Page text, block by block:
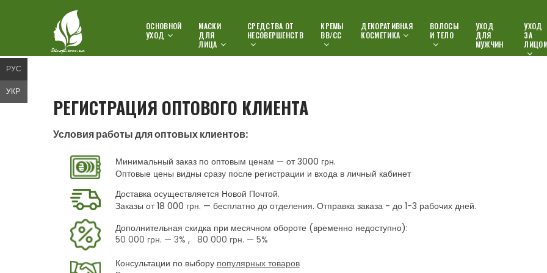
ОСНОВНОЙ
УХОД
МАСКИ
ДЛЯ
ЛИЦА
СРЕДСТВА ОТ
НЕСОВЕРШЕНСТВ
КРЕМЫ
ВВ/СС
ДЕКОРАТИВНАЯ
КОСМЕТИКА
ВОЛОСЫ
И ТЕЛО
УХОД
ДЛЯ
МУЖЧИН
УХОД
ЗА
РЕГИСТРАЦИЯ ОПТОВОГО КЛИЕНТА
Условия работы для оптовых клиентов:
Минимальный заказ по оптовым ценам — от 3000 грн.
Оптовые цены видны сразу после регистрации и входа в личный кабинет
Доставка осуществляется Новой Почтой.
Заказы от 18 000 грн. — бесплатно до отделения. Отправка заказа - до 1-3 рабочих дней.
Дополнительная скидка при месячном обороте (временно недоступно):
50 000 грн. — 3% , 80 000 грн. — 5%
Консультации по выбору популярных товаров
РУС
УКР